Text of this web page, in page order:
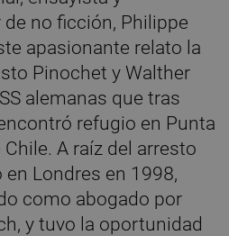
no ficción, Philippe
apasionante relato la
Pinochet y Walther
alemanas que tras
refugio en Punta
A raíz del arresto
Londres en 1998,
como abogado por
y tuvo la oportunidad